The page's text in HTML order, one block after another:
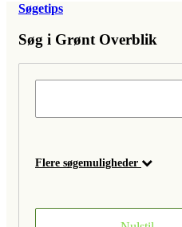
Søgetips
Søg i Grønt Overblik
Flere søgemuligheder